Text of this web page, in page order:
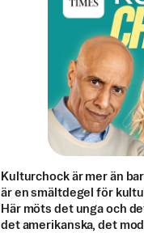
Kulturchock är mer än
är en smältdegel för
Här möts det unga och
det amerikanska, det